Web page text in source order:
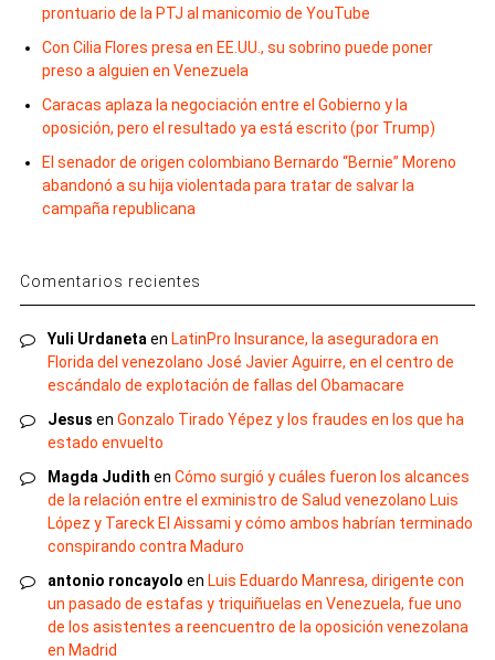
prontuario de la PTJ al manicomio de YouTube
Con Cilia Flores presa en EE.UU., su sobrino puede poner
preso a alguien en Venezuela
Caracas aplaza la negociación entre el Gobierno y la
oposición, pero el resultado ya está escrito (por Trump)
El senador de origen colombiano Bernardo “Bernie” Moreno
abandonó a su hija violentada para tratar de salvar la
campaña republicana
Comentarios recientes
Yuli Urdaneta en LatinPro Insurance, la aseguradora en
Florida del venezolano José Javier Aguirre, en el centro de
escándalo de explotación de fallas del Obamacare
Jesus en Gonzalo Tirado Yépez y los fraudes en los que ha
estado envuelto
Magda Judith en Cómo surgió y cuáles fueron los alcances
de la relación entre el exministro de Salud venezolano Luis
López y Tareck El Aissami y cómo ambos habrían terminado
conspirando contra Maduro
antonio roncayolo en Luis Eduardo Manresa, dirigente con
un pasado de estafas y triquiñuelas en Venezuela, fue uno
de los asistentes a reencuentro de la oposición venezolana
en Madrid